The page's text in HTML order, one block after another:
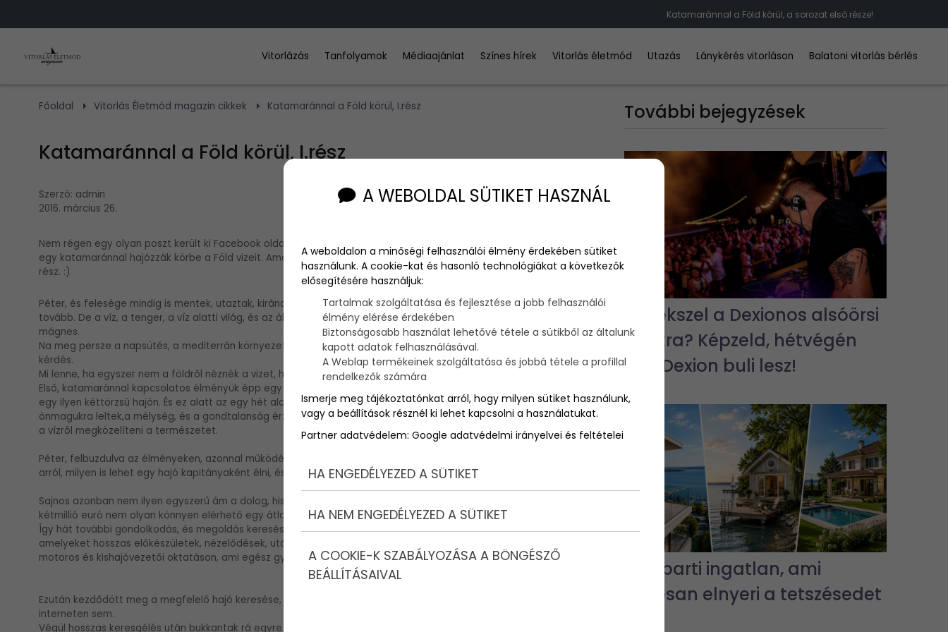
Katamaránnal a Föld körül, a sorozat első része!
Vitorlázás Tanfolyamok Médiaajánlat Színes hírek Vitorlás életmód Utazás Lánykérés vitorláson Balatoni vitorlás bérlés
Főoldal Vitorlás Életmód magazin cikkek Katamaránnal a Föld körül, I.rész
Katamaránnal a Föld körül, I.rész
Szerző: admin
2016. március 26.
Nem régen egy olyan poszt került ki Facebook oldalunkra, melyben írról írtunk, hogy ketten nekivágnak a tengernek, és
egy katamaránnal hajózzák körbe a Föld vizeit. Amolyan „hajónapló”-val fogunk időről időre hírt adni róluk. Íme az első
rész. :)
Péter, és felesége mindig is mentek, utaztak, kirándultak újabb és újabb helyek felé, Á-ból B-be, C-ből D-be, és így
tovább. De a víz, a tenger, a víz alatti világ, és az áltla árasztott nyugalom valahogy mindig vonzotta őket, mint valami
mágnes.
Na meg persze a napsütés, a mediterrán környezet, és a többi. Aztán egy napon megfogalmazódott bennük egy
kérdés.
Mi lenne, ha egyszer nem a földről néznék a vizet, hanem fordítva?
Első, katamaránnal kapcsolatos élményük épp egy nyári napon történt, amikor is lehetőségük nyílt 7 napot eltölteni
egy ilyen kéttörzsű hajón. És ez alatt az egy hét alatt fogalmazódott meg az, hogy ez az az életforma, amelyben
önmagukra leltek,a mélység, és a gondtalanság érzése rabul ejtette őket, és döbbenettel nézték, mennyivel másabb
a vízről megközelíteni a természetet.
Péter, felbuzdulva az élményeken, azonnal működésbe helyezte agyának kerekeit, hiszen rögtön álmodozni kezdett
arról, milyen is lehet egy hajó kapitányaként élni, és egész nyarakon át a vendégeket chartereztetni.
Sajnos azonban nem ilyen egyszerű ám a dolog, hiszen anyagi vonzatai is vannak, mint minden másnak, és másfél-
kétmillió euró nem olyan könnyen elérhető egy átlagember számára.
Így hát további gondolkodás, és megoldás keresés után döntöttek úgy, hogy önerőből kell megoldani a dolgot,
amelyeket hosszas előkészületek, nézelődések, utánajárások előztek meg, valamint Péter részt vett egy horvát
motoros és kishajóvezetői oktatáson, ami egész gyorsan meg is lett.
Ezután kezdődött meg a megfelelő hajó keresése, az ő esetükben egy katamaráné, ám ez sem olyan egyszerű, még
interneten sem.
Végül hosszas keresgélés után bukkantak rá egyre Spanyolországban, ám hosszú út, és jó barátuk segítsége árán
További bejegyzések
Emlékszel a Dexionos alsóörsi
bulikra? Képzeld, hétvégén
újra Dexion buli lesz!
3 vízparti ingatlan, ami
biztosan elnyeri a tetszésedet
A WEBOLDAL SÜTIKET HASZNÁL
A weboldalon a minőségi felhasználói élmény érdekében sütiket
használunk. A cookie-kat és hasonló technológiákat a következők
elősegítésére használjuk:
Tartalmak szolgáltatása és fejlesztése a jobb felhasználói
élmény elérése érdekében
Biztonságosabb használat lehetővé tétele a sütikből az általunk
kapott adatok felhasználásával.
A Weblap termékeinek szolgáltatása és jobbá tétele a profillal
rendelkezők számára
Ismerje meg tájékoztatónkat arról, hogy milyen sütiket használunk,
vagy a beállítások résznél ki lehet kapcsolni a használatukat.
Partner adatvédelem: Google adatvédelmi irányelvei és feltételei
HA ENGEDÉLYEZED A SÜTIKET
HA NEM ENGEDÉLYEZED A SÜTIKET
A COOKIE-K SZABÁLYOZÁSA A BÖNGÉSZŐ
BEÁLLÍTÁSAIVAL